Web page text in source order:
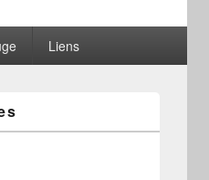
Liens